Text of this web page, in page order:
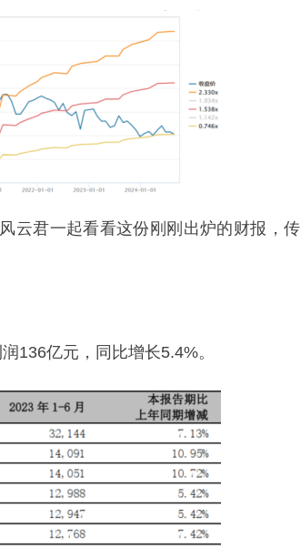
云君一起看看这份刚刚出炉的财报，传
136亿元，同比增长5.4%。